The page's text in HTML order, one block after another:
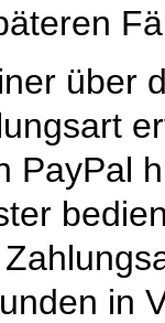
über
PayPal
in